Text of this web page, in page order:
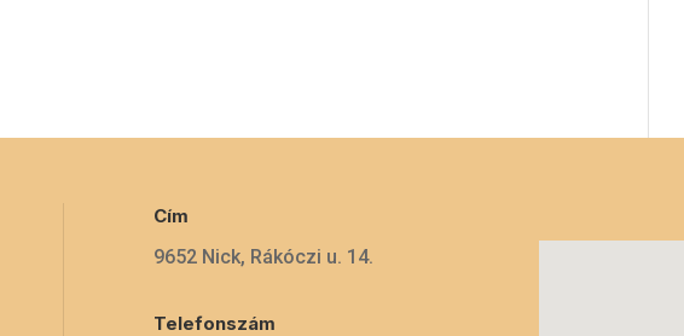
Cím
9652 Nick, Rákóczi u. 14.
Telefonszám